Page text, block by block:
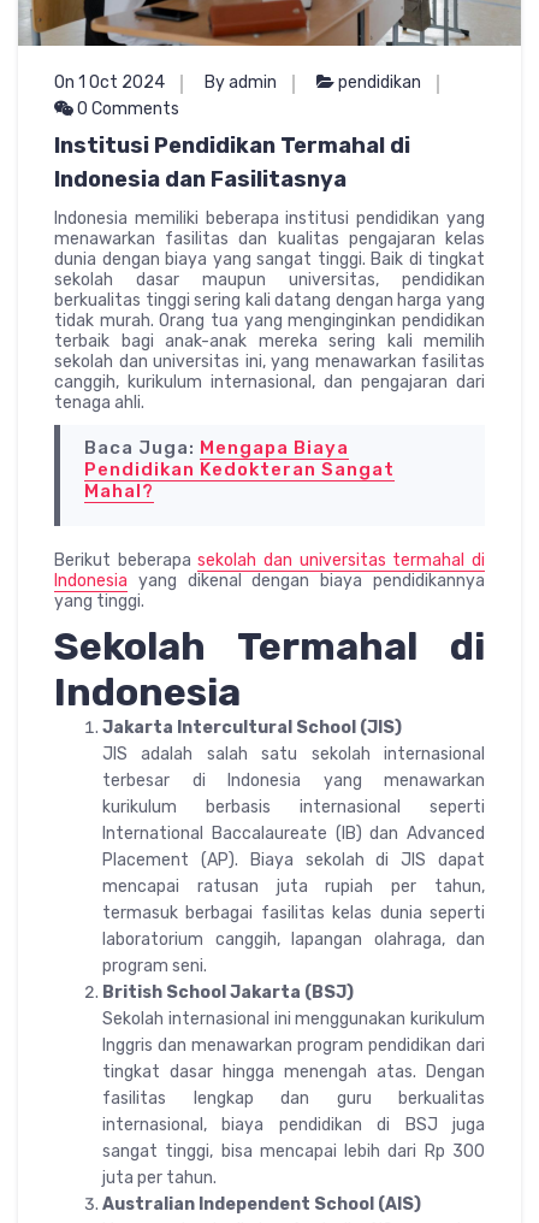
On 1 Oct 2024 By admin
pendidikan
0 Comments
Institusi Pendidikan Termahal di
Indonesia dan Fasilitasnya
Indonesia memiliki beberapa institusi pendidikan yang
menawarkan fasilitas dan kualitas pengajaran kelas
dunia dengan biaya yang sangat tinggi. Baik di tingkat
sekolah dasar maupun universitas, pendidikan
berkualitas tinggi sering kali datang dengan harga yang
tidak murah. Orang tua yang menginginkan pendidikan
terbaik bagi anak-anak mereka sering kali memilih
sekolah dan universitas ini, yang menawarkan fasilitas
canggih, kurikulum internasional, dan pengajaran dari
tenaga ahli.
Baca Juga: Mengapa Biaya
Pendidikan Kedokteran Sangat
Mahal?
Berikut beberapasekolah dan universitas termahal di
Indonesia yang dikenal dengan biaya pendidikannya
yang tinggi.
Sekolah Termahal di
Indonesia
Jakarta Intercultural School (JIS)
JIS adalah salah satu sekolah internasional
terbesar di Indonesia yang menawarkan
kurikulum berbasis internasional seperti
International Baccalaureate (IB) dan Advanced
Placement (AP). Biaya sekolah di JIS dapat
mencapai ratusan juta rupiah per tahun,
termasuk berbagai fasilitas kelas dunia seperti
laboratorium canggih, lapangan olahraga, dan
program seni.
British School Jakarta (BSJ)
Sekolah internasional ini menggunakan kurikulum
Inggris dan menawarkan program pendidikan dari
tingkat dasar hingga menengah atas. Dengan
fasilitas lengkap dan guru berkualitas
internasional, biaya pendidikan di BSJ juga
sangat tinggi, bisa mencapai lebih dari Rp 300
juta per tahun.
Australian Independent School (AIS)